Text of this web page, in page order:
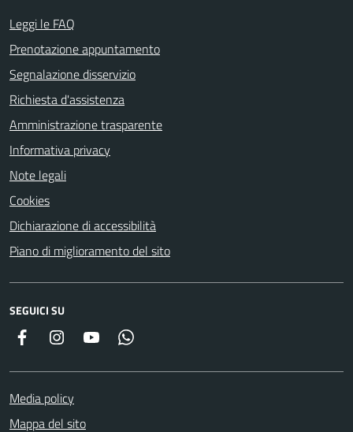
Leggi le FAQ
Prenotazione appuntamento
Segnalazione disservizio
Richiesta d'assistenza
Amministrazione trasparente
Informativa privacy
Note legali
Cookies
Dichiarazione di accessibilità
Piano di miglioramento del sito
SEGUICI SU
Facebook InstagramYouTube
Media policy
Mappa del sito